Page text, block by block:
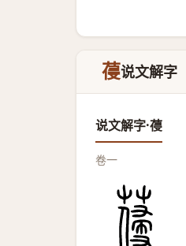
葠说文解字
说文解字·葠
卷一